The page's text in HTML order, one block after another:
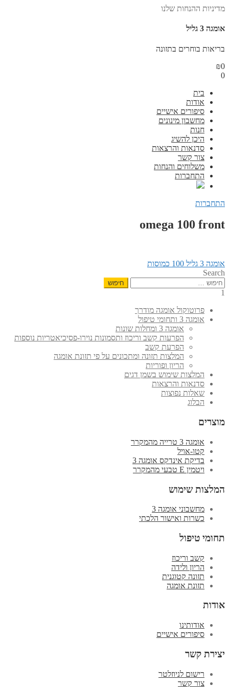
מדיניות ההנחות שלנו
אומגה 3 גליל
בריאות בוחרים בתזונה
₪0
0
בית
אודות
סיפורים אישיים
מחשבון מינונים
חנות
היכן להשיג
סדנאות והרצאות
צור קשר
משלוחים והנחות
התחברות
התחברות
omega 100 front
ניווט
הפוסט
הקודם:
אומגה 3 גליל 100 כמוסות
Search
חיפוש:
1
פרוטוקול אומגה מודרך
אומגה 3 ותחומי טיפול
אומגה 3 ומחלות שונות
הפרעות קשב וריכוז ותסמונות נוירו-פסיכיאטריות נוספות
הפרעת קשב
המלצות תזונה ומתכונים על פי תזונת אומגה
הריון ופוריות
המלצות שימוש בשמן דגים
סדנאות והרצאות
שאלות נפוצות
הבלוג
מוצרים
אומגה 3 טרייה מהמקרר
קטו-אויל
בדיקת אינדקס אומגה 3
ויטמין E טבעי מהמקרר
המלצות שימוש
מחשבוני אומגה 3
כשרות ואישור הלכתי
תחומי טיפול
קשב וריכוז
הריון ולידה
תזונה קטוגנית
תזונת אומגה
אודות
אודותינו
סיפורים אישיים
יצירת קשר
רישום לניוזלטר
צור קשר